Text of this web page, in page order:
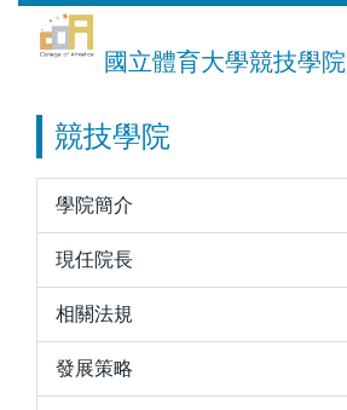
國立體育大學競技學院
競技學院
學院簡介
現任院長
相關法規
發展策略